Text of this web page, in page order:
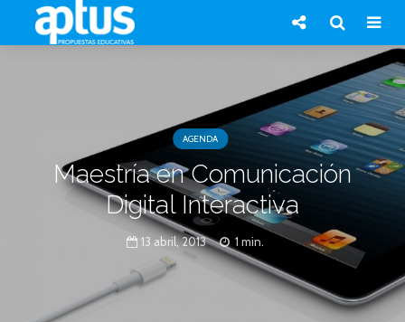
AGENDA
Maestría en Comunicación
Digital Interactiva
13 abril, 2013 1 min.